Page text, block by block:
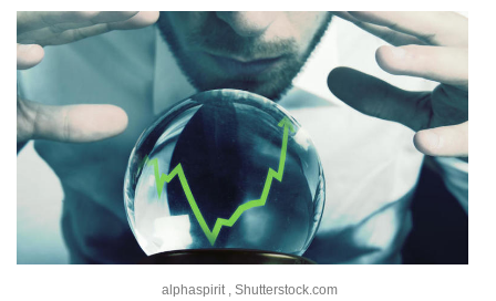
alphaspirit , Shutterstock.com